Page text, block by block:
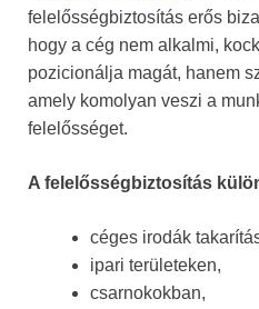
felelősségbiztosítás erős
hogy a cég nem alkalmi,
pozicionálja magát, hanem
amely komolyan veszi a
felelősséget.
A felelősségbiztosítás
céges irodák
ipari területeken,
csarnokokban,